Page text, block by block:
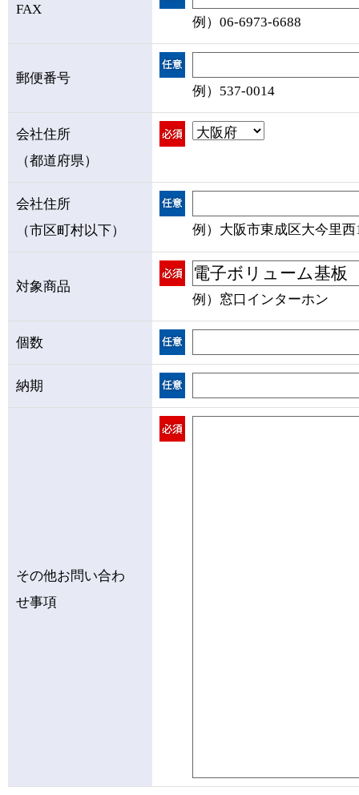
FAX
例）06-6973-6688
郵便番号
例）537-0014
会社住所
（都道府県）
会社住所
（市区町村以下）
例）大阪市東成区大今里西
対象商品
例）窓口インターホン
個数
納期
その他お問い合わ
せ事項